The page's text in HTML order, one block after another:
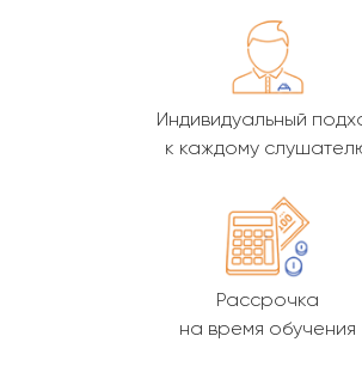
Индивидуальный
к каждому
Рассрочка
на время обучения